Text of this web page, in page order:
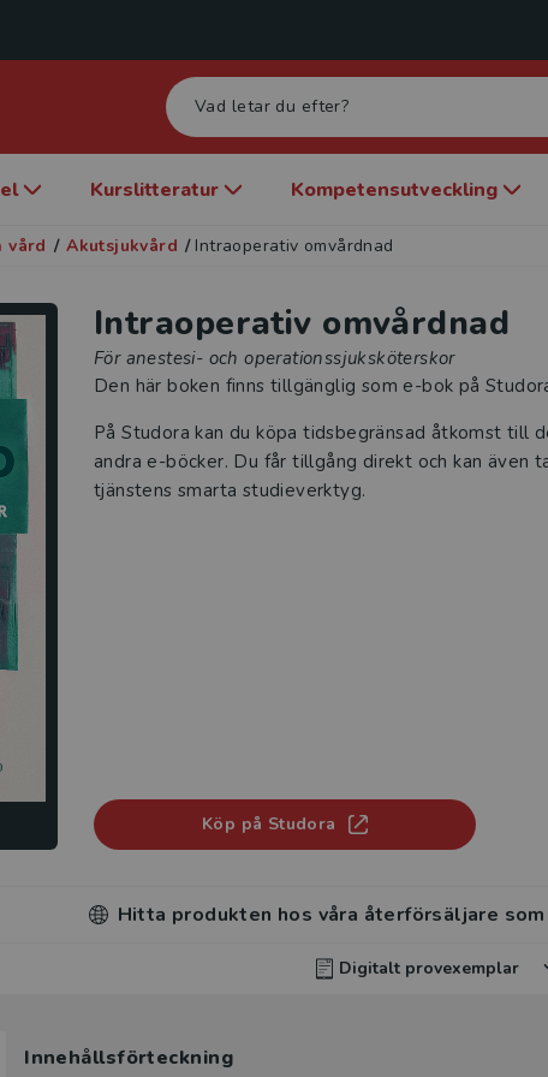
Kurslitteratur Kompetensutveckling
vård / Akutsjukvård / Intraoperativ omvårdnad
Intraoperativ omvårdnad
För anestesi- och operationssjuksköterskor
Den här boken finns tillgänglig som e-bok på
På Studora kan du köpa tidsbegränsad åtkomst till
andra e-böcker. Du får tillgång direkt och kan även
tjänstens smarta studieverktyg.
Köp på Studora
Hitta produkten hos våra återförsäljare
Digitalt provexemplar
här produkten.
Innehållsförteckning